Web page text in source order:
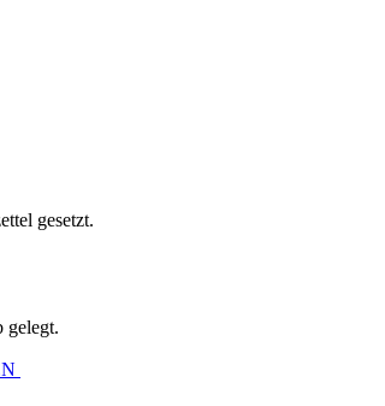
gesetzt.
gelegt.